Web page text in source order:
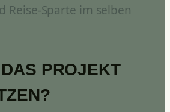
Reise-Sparte im selben
PROJEKT